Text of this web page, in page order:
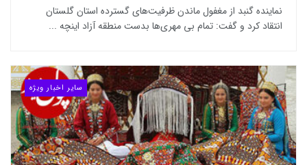
نماینده گنبد از مغفول ماندن ظرفیت‌های گسترده استان گلستان
انتقاد کرد و گفت: تمام بی مهری‌ها بدست منطقه آزاد اینچه ...
سایر اخبار ویژه